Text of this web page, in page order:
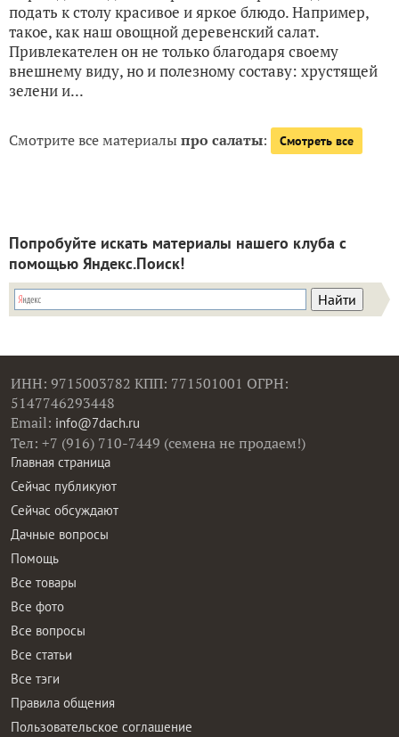
подать к столу красивое и яркое блюдо. Например,
такое, как наш овощной деревенский салат.
Привлекателен он не только благодаря своему
внешнему виду, но и полезному составу: хрустящей
зелени и...
Смотрите все материалыпро салаты: Смотреть все
Попробуйте искать материалы нашего клуба с
помощью Яндекс.Поиск!
ИНН: 9715003782 КПП: 771501001 ОГРН:
5147746293448
Email: info@7dach.ru
Тел: +7 (916) 710-7449 (семена не продаем!)
Главная страница
Сейчас публикуют
Сейчас обсуждают
Дачные вопросы
Помощь
Все товары
Все фото
Все вопросы
Все статьи
Все тэги
Правила общения
Пользовательское соглашение